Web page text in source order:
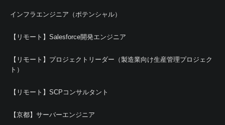
インフラエンジニア（ポテンシャル）
【リモート】Salesforce開発エンジニア
【リモート】プロジェクトリーダー（製造業向け生産管理プロジェク
ト）
【リモート】SCPコンサルタント
【京都】サーバーエンジニア